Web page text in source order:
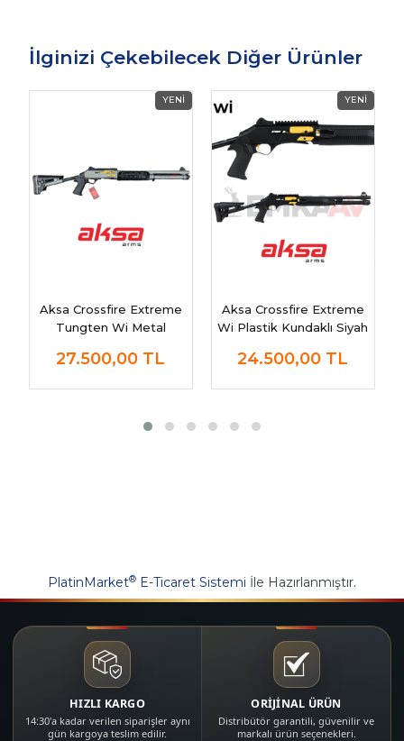
İlginizi Çekebilecek Diğer Ürünler
Aksa Crossfire Extreme
Tungten Wi Metal
27.500,00 TL
Aksa Crossfire Extreme
Wi Plastik Kundaklı Siyah
24.500,00 TL
PlatinMarket® E-Ticaret Sistemi İle Hazırlanmıştır.
HIZLI KARGO
14:30'a kadar verilen siparişler aynı
gün kargoya teslim edilir.
ORİJİNAL ÜRÜN
Distribütör garantili, güvenilir ve
markalı ürün seçenekleri.